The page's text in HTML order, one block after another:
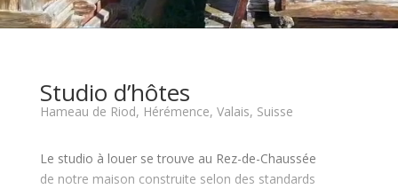
Studio d’hôtes
Hameau de Riod, Hérémence, Valais, Suisse
Le studio à louer se trouve au Rez-de-Chaussée
de notre maison construite selon des standards